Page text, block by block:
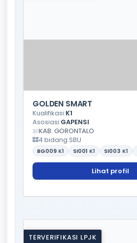
GOLDEN SMART
Kualifikasi:K1
Asosiasi:GAPENSI
KAB. GORONTALO
4 bidang SBU
BG009 K1 SI001 K1 SI003 K1
Lihat profil
TERVERIFIKASI LPJK